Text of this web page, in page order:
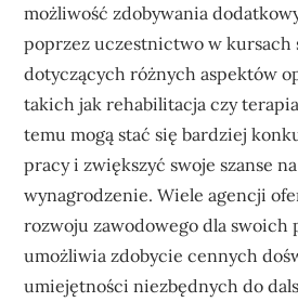
możliwość zdobywania
poprzez uczestnictwo w kursach
dotyczących różnych aspektów
takich jak rehabilitacja czy
temu mogą stać się bardziej
pracy i zwiększyć swoje szanse
wynagrodzenie. Wiele agencji
rozwoju zawodowego dla swoich
umożliwia zdobycie cennych
umiejętności niezbędnych do